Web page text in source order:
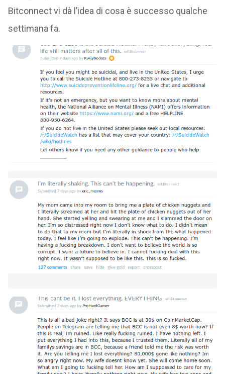
Bitconnect vi dà l’idea di cosa è successo qualche
settimana fa.